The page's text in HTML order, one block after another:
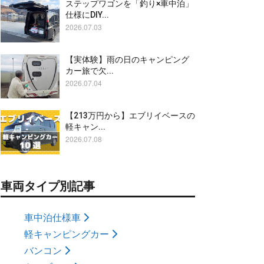
ステップワゴンを「釣り×車中泊」
仕様にDIY...
2026.07.03
【実体験】雨の日のキャンピング
カー旅で欠...
2026.07.04
【213万円から】エブリイベースの
軽キャン...
2026.07.08
車両タイプ別記事
車中泊仕様車
軽キャンピングカー
バンコン